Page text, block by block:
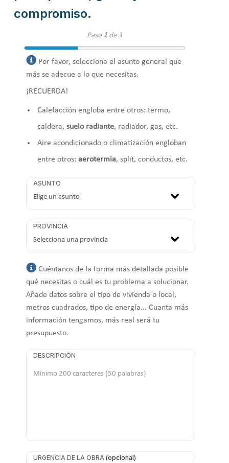
compromiso.
Paso 1de 3
Por favor, selecciona el asunto general que
más se adecue a lo que necesitas.
¡RECUERDA!
Calefacción engloba entre otros: termo,
caldera, suelo radiante, radiador, gas, etc.
Aire acondicionado o climatización engloban
entre otros: aerotermia, split, conductos, etc.
ASUNTO
PROVINCIA
Cuéntanos de la forma más detallada posible
qué necesitas o cuál es tu problema a solucionar.
Añade datos sobre el tipo de vivienda o local,
metros cuadrados, tipo de energía... Cuanta más
información tengamos, más real será tu
presupuesto.
DESCRIPCIÓN
URGENCIA DE LA OBRA